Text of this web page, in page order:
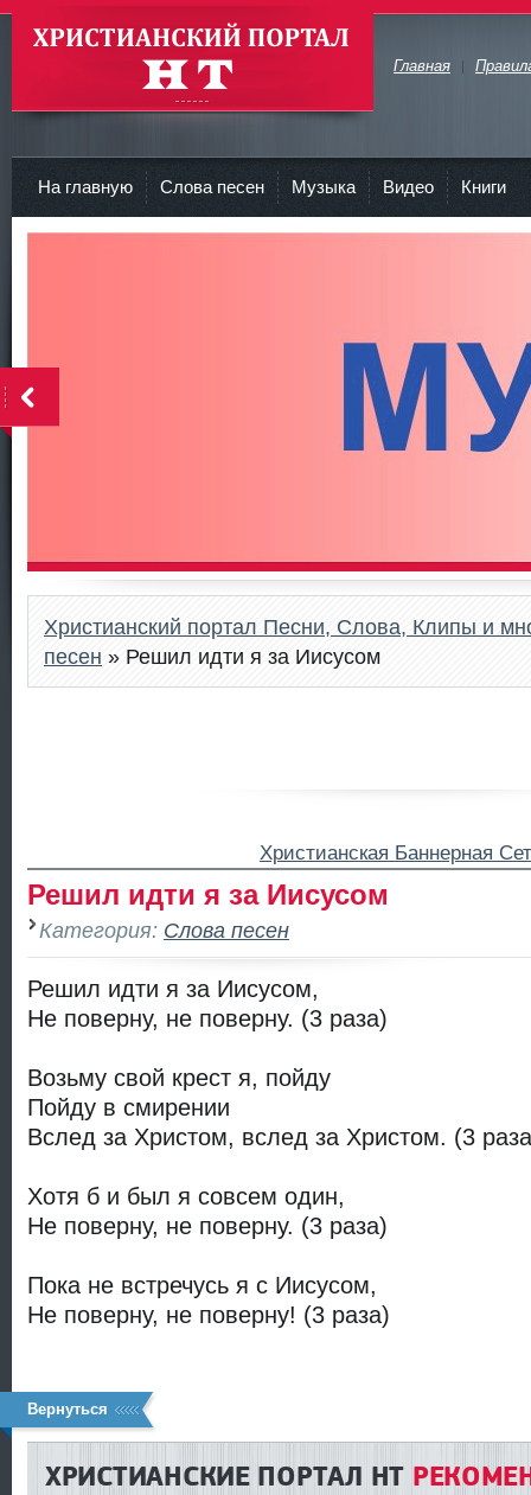
Христианские Портал HT
Главная
На главную Слова песен Музыка Видео Книги
Христианский портал Песни, Слова, Клипы и
песен » Решил идти я за Иисусом
Христианская Баннерная
Решил идти я за Иисусом
Категория: Слова песен
Решил идти я за Иисусом,
Не поверну, не поверну. (3 раза)
Возьму свой крест я, пойду
Пойду в смирении
Вслед за Христом, вслед за Христом. (3
Хотя б и был я совсем один,
Не поверну, не поверну. (3 раза)
Пока не встречусь я с Иисусом,
Не поверну, не поверну! (3 раза)
Вернуться
ХРИСТИАНСКИЕ ПОРТАЛ HT